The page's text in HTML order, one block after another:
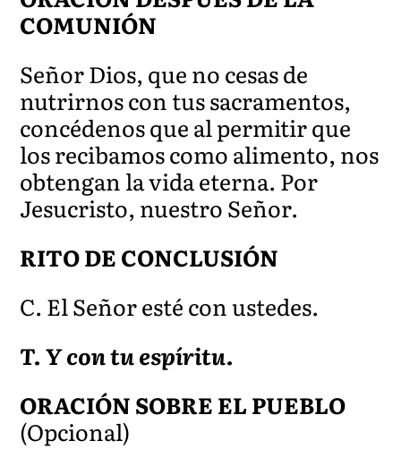
COMUNIÓN
Señor Dios, que no cesas de
nutrirnos con tus sacramentos,
concédenos que al permitir que
los recibamos como alimento, nos
obtengan la vida eterna. Por
Jesucristo, nuestro Señor.
RITO DE CONCLUSIÓN
C. El Señor esté con ustedes.
T. Y con tu espíritu.
ORACIÓN SOBRE EL PUEBLO
(Opcional)